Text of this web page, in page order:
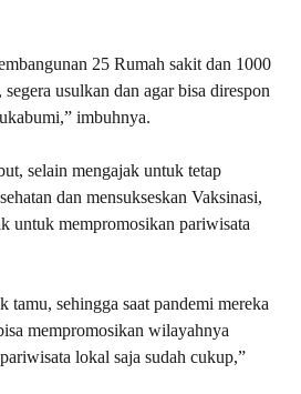
25 Rumah sakit dan 1000
usulkan dan agar bisa direspon
imbuhnya.
selain mengajak untuk tetap
dan mensukseskan Vaksinasi,
untuk mempromosikan pariwisata
tamu, sehingga saat pandemi mereka
mempromosikan wilayahnya
lokal saja sudah cukup,”